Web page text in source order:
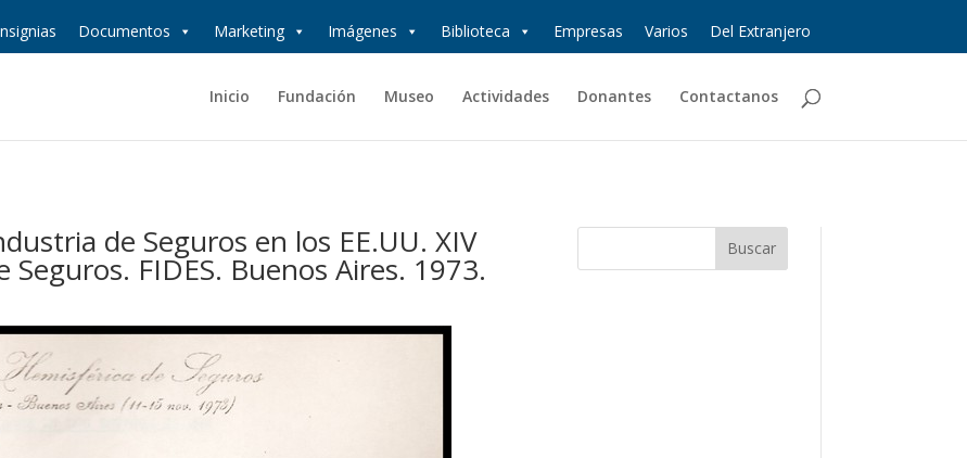
Documentos Marketing Imágenes Biblioteca Empresas Varios Del Extranjero
Inicio Fundación Museo Actividades Donantes Contactanos
de Seguros en los EE.UU. XIV
FIDES. Buenos Aires. 1973.